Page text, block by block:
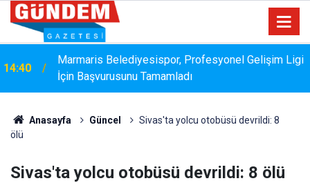
14:40
Marmaris Belediyesispor, Profesyonel Gelişim Ligi
İçin Başvurusunu Tamamladı
Anasayfa Güncel
Sivas'ta yolcu otobüsü devrildi: 8
ölü
Sivas'ta yolcu otobüsü devrildi: 8 ölü